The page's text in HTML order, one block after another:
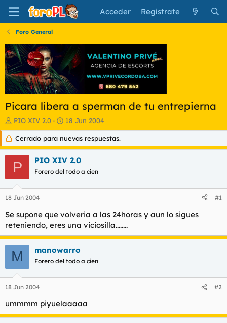
Acceder Regístrate
Foro General
Picara libera a sperman de tu entrepierna
I
n
c
i
a
d
o
d
t
e
a
PIO XIV 2.0
F
e
c
h
a
d
e
i
o
18 Jun 2004
Cerrado para nuevas respuestas.
P PIO XIV 2.0
Forero del todo a cien
18 Jun 2004 #1
Se supone que volveria a las 24horas y aun lo sigues
reteniendo, eres una viciosilla........
M manowarro
Forero del todo a cien
18 Jun 2004 #2
ummmm piyuelaaaaa